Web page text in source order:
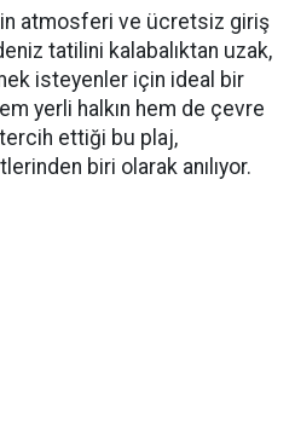
atmosferi ve ücretsiz giriş
tatilini kalabalıktan uzak,
isteyenler için ideal bir
yerli halkın hem de çevre
ettiği bu plaj,
biri olarak anılıyor.